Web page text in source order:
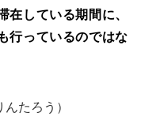
在している期間に、
行っているのではな
たろう）